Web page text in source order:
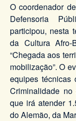
O coordenador
Defensoria
participou, nesta
da Cultura Afro-
“Chegada aos
mobilização”. O
equipes
Criminalidade
que irá atender
do Alemão, da